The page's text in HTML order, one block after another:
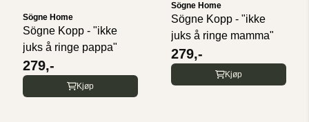
Sögne Home
Sögne Kopp - "ikke
juks å ringe pappa"
279,-
Kjøp
Sögne Home
Sögne Kopp - "ikke
juks å ringe mamma"
279,-
Kjøp